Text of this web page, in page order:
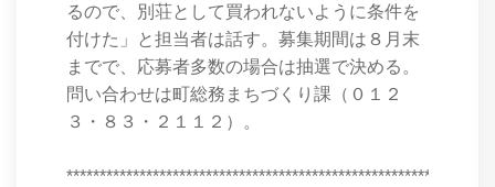
るので、別荘として買われないように条件を
付けた」と担当者は話す。募集期間は８月末
までで、応募者多数の場合は抽選で決める。
問い合わせは町総務まちづくり課（０１２
３・８３・２１１２）。